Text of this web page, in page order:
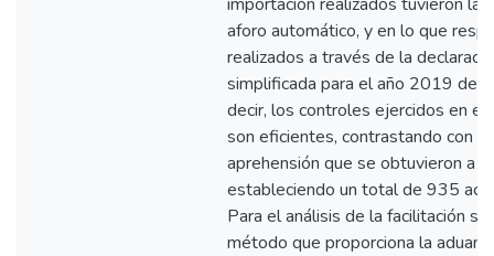
aforo automático, y en lo que
realizados a través de la
simplificada para el año 2019
decir, los controles ejercidos en el
son eficientes, contrastando con
aprehensión que se obtuvieron a
estableciendo un total de 935
Para el análisis de la facilitación
método que proporciona la